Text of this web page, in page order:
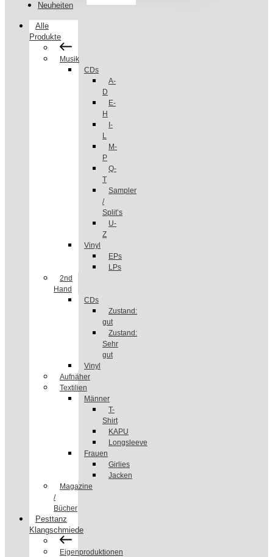
Neuheiten
Alle
Produkte
Musik
CDs
A-
D
E-
H
I-
L
M-
P
Q-
T
Sampler
/
Split’s
U-
Z
Vinyl
EPs
LPs
2nd
Hand
CDs
Zustand:
gut
Zustand:
Sehr
gut
Vinyl
Aufnäher
Textilien
Männer
T-
Shirt
KAPU
Longsleeve
Frauen
Girlies
Jacken
Magazine
/
Bücher
Pesttanz
Klangschmiede
Eigenproduktionen